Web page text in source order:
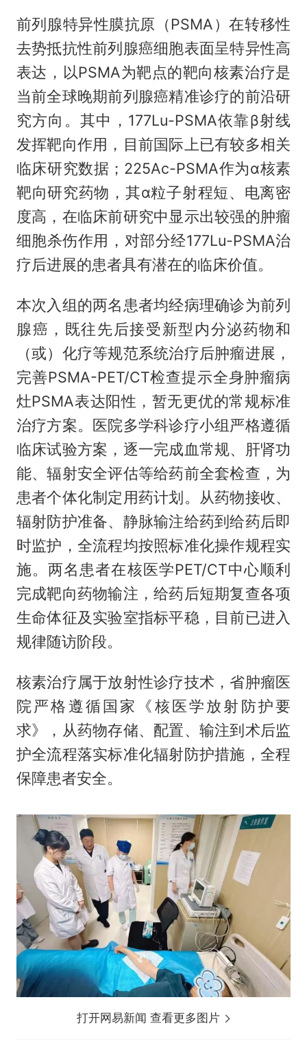
前列腺特异性膜抗原（PSMA）在转移性
去势抵抗性前列腺癌细胞表面呈特异性高
表达，以PSMA为靶点的靶向核素治疗是
当前全球晚期前列腺癌精准诊疗的前沿研
究方向。其中，177Lu-PSMA依靠β射线
发挥靶向作用，目前国际上已有较多相关
临床研究数据；225Ac-PSMA作为α核素
靶向研究药物，其α粒子射程短、电离密
度高，在临床前研究中显示出较强的肿瘤
细胞杀伤作用，对部分经177Lu-PSMA治
疗后进展的患者具有潜在的临床价值。
本次入组的两名患者均经病理确诊为前列
腺癌，既往先后接受新型内分泌药物和
（或）化疗等规范系统治疗后肿瘤进展，
完善PSMA-PET/CT检查提示全身肿瘤病
灶PSMA表达阳性，暂无更优的常规标准
治疗方案。医院多学科诊疗小组严格遵循
临床试验方案，逐一完成血常规、肝肾功
能、辐射安全评估等给药前全套检查，为
患者个体化制定用药计划。从药物接收、
辐射防护准备、静脉输注给药到给药后即
时监护，全流程均按照标准化操作规程实
施。两名患者在核医学PET/CT中心顺利
完成靶向药物输注，给药后短期复查各项
生命体征及实验室指标平稳，目前已进入
规律随访阶段。
核素治疗属于放射性诊疗技术，省肿瘤医
院严格遵循国家《核医学放射防护要
求》，从药物存储、配置、输注到术后监
护全流程落实标准化辐射防护措施，全程
保障患者安全。
打开网易新闻 查看更多图片